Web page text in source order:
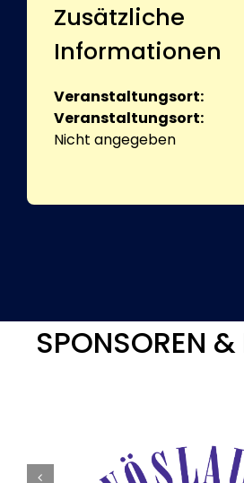
Zusätzliche
Informationen
Veranstaltungsort:
Veranstaltungsort:
Nicht angegeben
SPONSOREN &